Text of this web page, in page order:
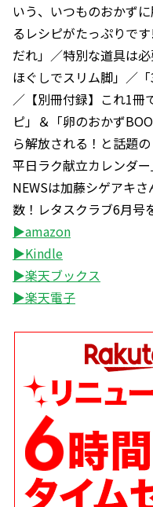
いう、いつものおかず
るレシピがたっぷりで
だれ」／特別な道具は
ほぐしでスリム脚」／
／【別冊付録】これ1冊
ピ」＆「卵のおかず
ら解放される！と話題
平日ラク献立カレンダ
NEWSは加藤シゲアキ
数！レタスクラブ6月号
▶amazon
▶Kindle
▶楽天ブックス
▶楽天電子